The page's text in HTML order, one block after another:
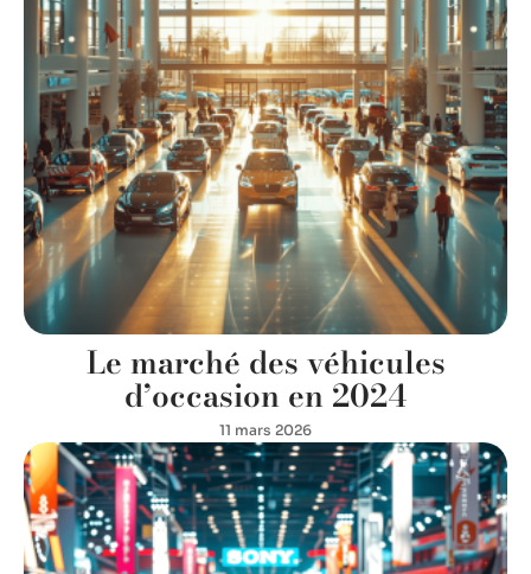
Le marché des véhicules
d’occasion en 2024
11 mars 2026